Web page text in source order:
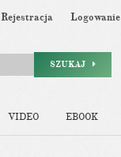
Rejestracja Logowanie
SZUKAJ
VIDEO EBOOK